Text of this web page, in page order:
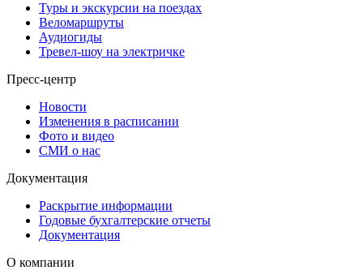
Туры и экскурсии на поездах
Веломаршруты
Аудиогиды
Тревел-шоу на электричке
Пресс-центр
Новости
Изменения в расписании
Фото и видео
СМИ о нас
Документация
Раскрытие информации
Годовые бухгалтерские отчеты
Документация
О компании